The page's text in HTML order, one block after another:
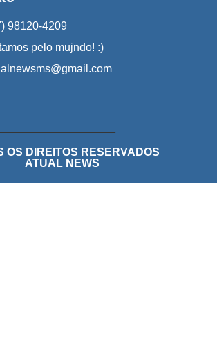
98120-4209
pelo mujndo! :)
OS DIREITOS RESERVADOS
ATUAL NEWS